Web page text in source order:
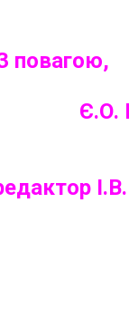
повагою,
Є.О.